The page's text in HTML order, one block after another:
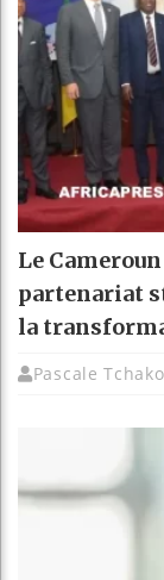
Le
partenariat
la
Pascale